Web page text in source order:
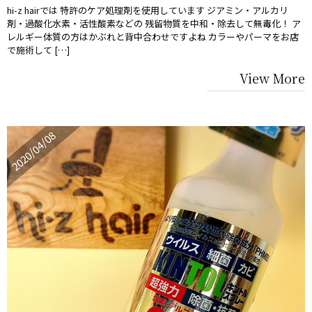
hi-z hairでは 特許のケア処理剤を使用しています ジアミン・アルカリ
剤・過酸化水素・活性酸素などの 残留物質を中和・除去して無毒化！ ア
レルギー体質の方はかぶれと背中合わせですよね カラーやパーマをお店
で施術して […]
View More
2020/04/08